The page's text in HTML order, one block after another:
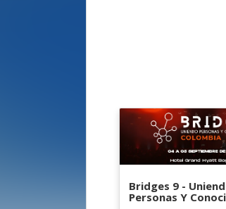
Bridges 9 -
Personas Y